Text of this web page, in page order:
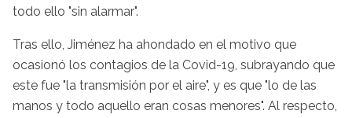
todo ello "sin alarmar".
Tras ello, Jiménez ha ahondado en el motivo que
ocasionó los contagios de la Covid-19, subrayando que
este fue "la transmisión por el aire", y es que "lo de las
manos y todo aquello eran cosas menores". Al respecto,